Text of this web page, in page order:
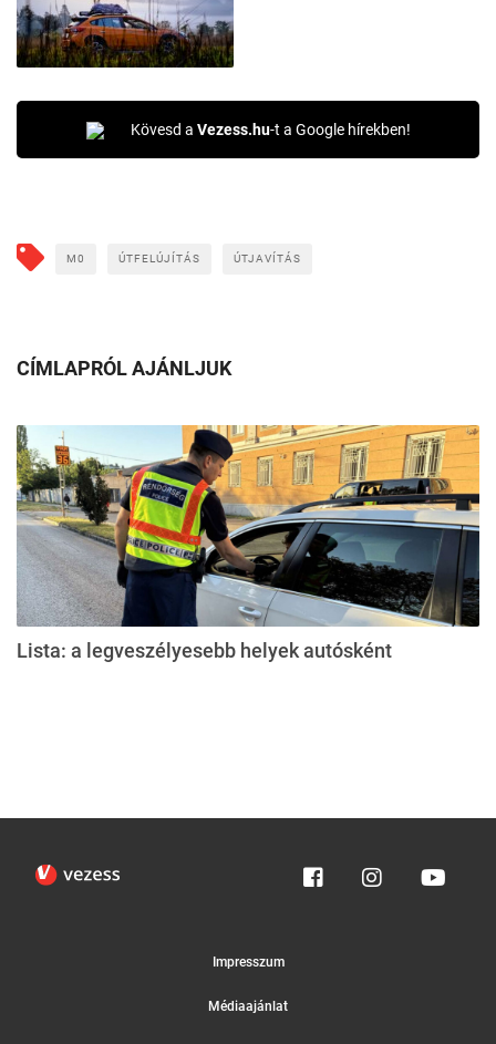
Kövesd a Vezess.hu-t a Google hírekben!
M0 ÚTFELÚJÍTÁS ÚTJAVÍTÁS
CÍMLAPRÓL AJÁNLJUK
Lista: a legveszélyesebb helyek autósként
Impresszum
Médiaajánlat